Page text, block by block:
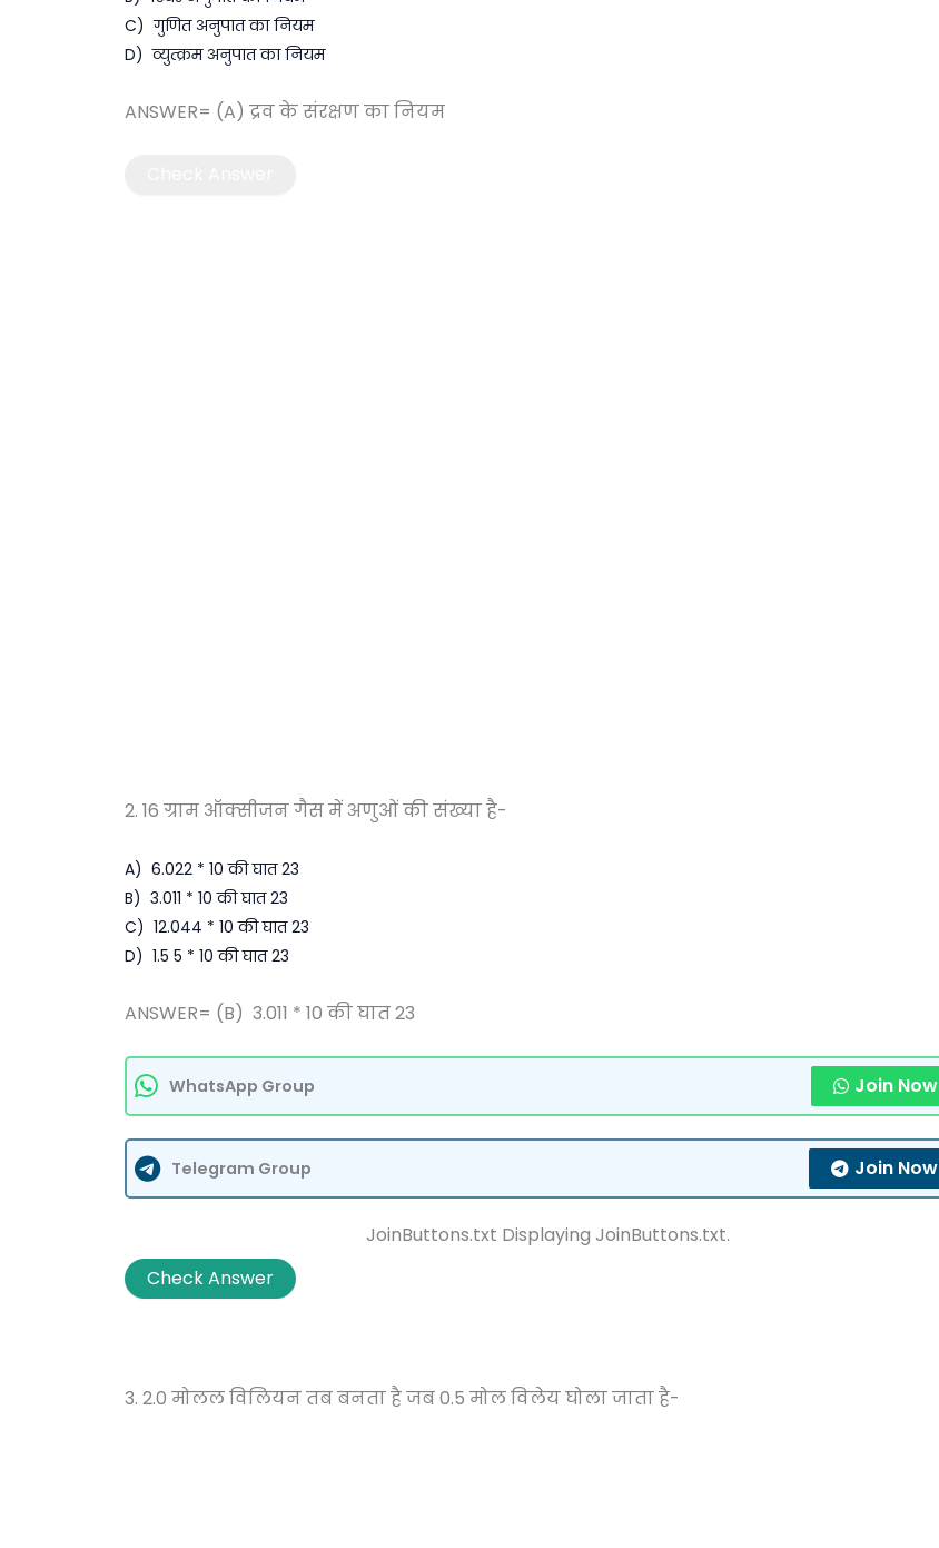
C) गुणित अनुपात का नियम
D) व्युत्क्रम अनुपात का नियम
ANSWER= (A) द्रव के संरक्षण का नियम
2. 16 ग्राम ऑक्सीजन गैस में अणुओं की संख्या है-
A) 6.022 * 10 की घात 23
B) 3.011 * 10 की घात 23
C) 12.044 * 10 की घात 23
D) 1.5 5 * 10 की घात 23
ANSWER= (B) 3.011 * 10 की घात 23
WhatsApp Group Join Now
Telegram Group Join Now
JoinButtons.txt Displaying JoinButtons.txt.
Check Answer
3. 2.0 मोलल विलियन तब बनता है जब 0.5 मोल विलेय घोला जाता है-